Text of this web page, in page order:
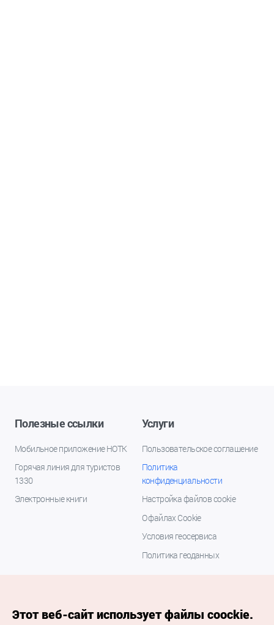
Полезные ссылки
Мобильное приложение НОТК
Горячая линия для туристов
1330
Электронные книги
Услуги
Пользовательское соглашение
Политика
конфиденциальности
Настройка файлов cookie
О файлах Cookie
Условия геосервиса
Политика геоданных
Этот веб-сайт использует файлы coockie.